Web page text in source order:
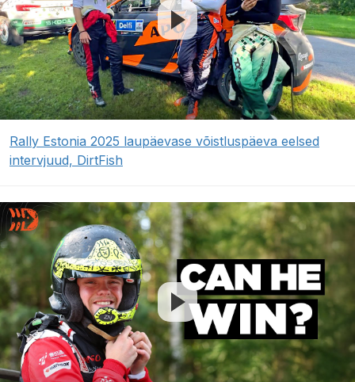
Rally Estonia 2025 laupäevase võistluspäeva eelsed
intervjuud, DirtFish